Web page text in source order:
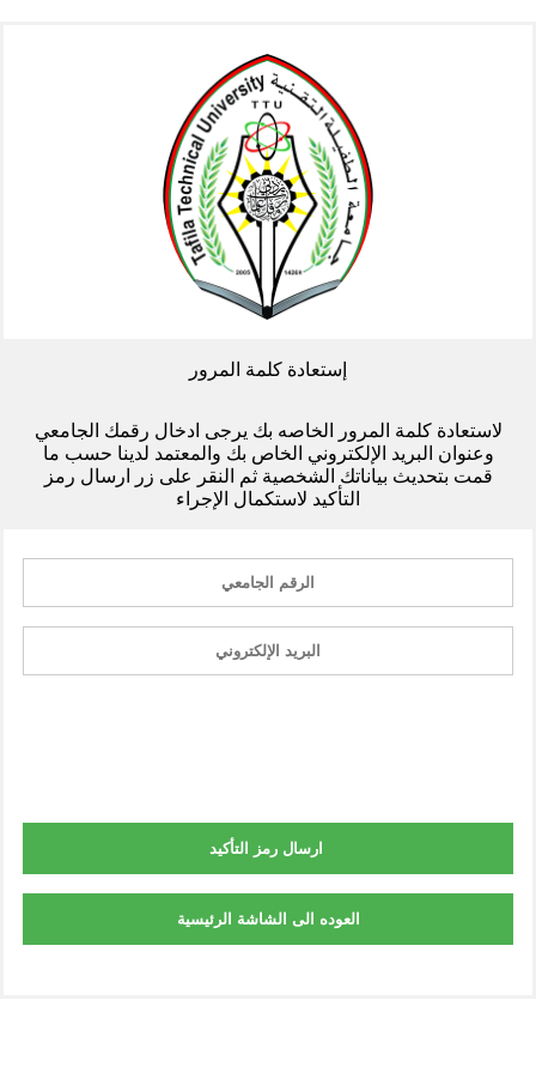
إستعادة كلمة المرور
لاستعادة كلمة المرور الخاصه بك يرجى ادخال رقمك الجامعي
وعنوان البريد الإلكتروني الخاص بك والمعتمد لدينا حسب ما
قمت بتحديث بياناتك الشخصية ثم النقر على زر ارسال رمز
التأكيد لاستكمال الإجراء